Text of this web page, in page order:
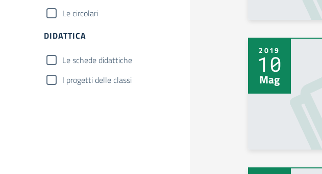
Le circolari
DIDATTICA
Le schede didattiche
I progetti delle classi
2019
10
Mag